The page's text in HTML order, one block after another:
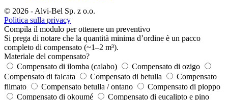
© 2026 - Alvi-Bel Sp. z o.o.
Politica sulla privacy
Compila il modulo per ottenere un preventivo
Si prega di notare che la quantità minima d’ordine è un pacco
completo di compensato (~1–2 m³).
Materiale del compensato?
Compensato di ilomba (calabo)
Compensato di ozigo
Compensato di falcata
Compensato di betulla
Compensato
filmato
Compensato betulla / ontano
Compensato di pioppo
Compensato di okoumé
Compensato di eucalipto e pino